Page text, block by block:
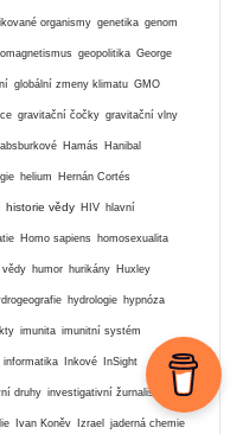
organismy genetika genom
geopolitika George
globální zmeny klimatu GMO
gravitační čočky gravitační vlny
Hamás Hanibal
helium Hernán Cortés
historie vědy HIV hlavní
Homo sapiens homosexualita
vědy humor hurikány Huxley
hydrologie hypnóza
imunita imunitní systém
informatika Inkové InSight
druhy investigativní žurnalistika Io
Ivan Koněv Izrael jaderná chemie